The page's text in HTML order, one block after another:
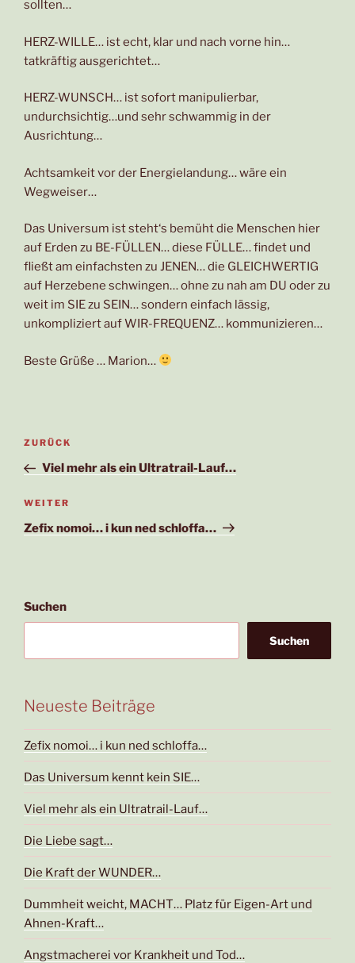
sollten…
HERZ-WILLE… ist echt, klar und nach vorne hin…
tatkräftig ausgerichtet…
HERZ-WUNSCH… ist sofort manipulierbar,
undurchsichtig…und sehr schwammig in der
Ausrichtung…
Achtsamkeit vor der Energielandung… wäre ein
Wegweiser…
Das Universum ist steht‘s bemüht die Menschen hier
auf Erden zu BE-FÜLLEN… diese FÜLLE… findet und
fließt am einfachsten zu JENEN… die GLEICHWERTIG
auf Herzebene schwingen… ohne zu nah am DU oder zu
weit im SIE zu SEIN… sondern einfach lässig,
unkompliziert auf WIR-FREQUENZ… kommunizieren…
Beste Grüße … Marion…
Beitragsnavigation
Vorheriger
Beitrag
ZURÜCK
Viel mehr als ein Ultratrail-Lauf…
Nächster
Beitrag
WEITER
Zefix nomoi… i kun ned schloffa…
Suchen
Suchen
Neueste Beiträge
Zefix nomoi… i kun ned schloffa…
Das Universum kennt kein SIE…
Viel mehr als ein Ultratrail-Lauf…
Die Liebe sagt…
Die Kraft der WUNDER…
Dummheit weicht, MACHT… Platz für Eigen-Art und
Ahnen-Kraft…
Angstmacherei vor Krankheit und Tod…